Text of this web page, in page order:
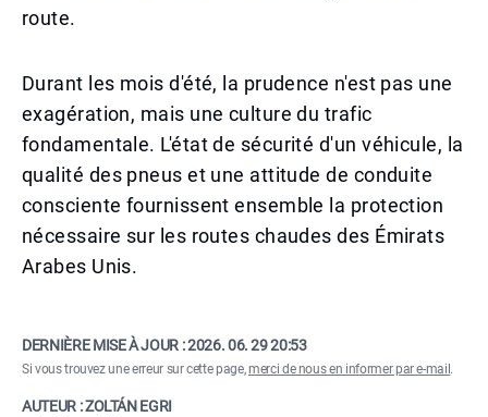
route.
Durant les mois d'été, la prudence n'est pas une
exagération, mais une culture du trafic
fondamentale. L'état de sécurité d'un véhicule, la
qualité des pneus et une attitude de conduite
consciente fournissent ensemble la protection
nécessaire sur les routes chaudes des Émirats
Arabes Unis.
DERNIÈRE MISE À JOUR :2026. 06. 29 20:53
Si vous trouvez une erreur sur cette page,merci de nous en informer par e-mail .
AUTEUR : ZOLTÁN EGRI